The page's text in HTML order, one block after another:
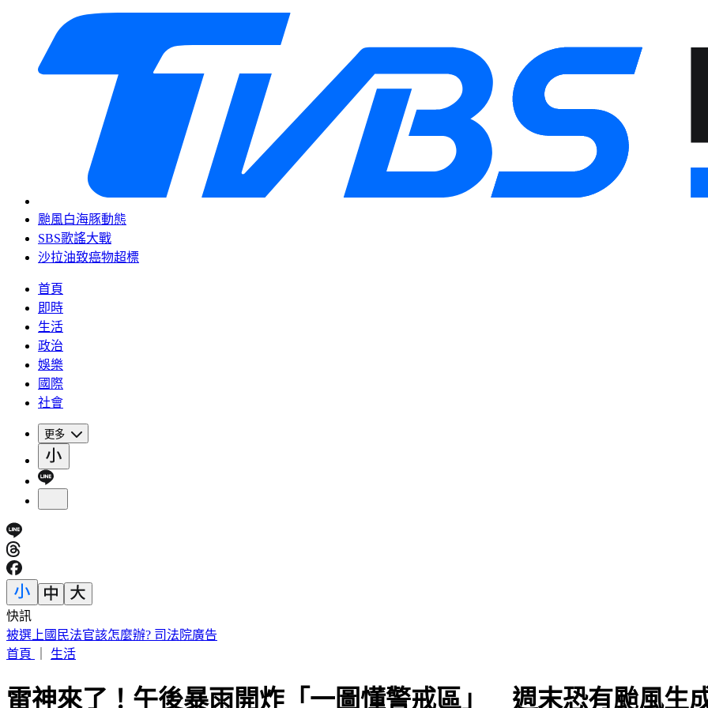
颱風白海豚動態
SBS歌謠大戰
沙拉油致癌物超標
首頁
即時
生活
政治
娛樂
國際
社會
更多
快訊
被選上國民法官該怎麼辦? 司法院廣告
首頁
生活
雷神來了！午後暴雨開炸「一圖懂警戒區」 週末恐有颱風生